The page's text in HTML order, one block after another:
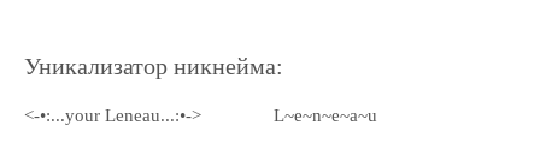
Уникализатор никнейма:
<-•:...your Leneau...:•-> L~e~n~e~a~u